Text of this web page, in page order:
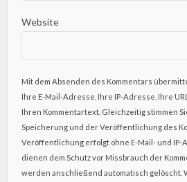
Website
Mit dem Absenden des Kommentars
Ihre E-Mail-Adresse, Ihre IP-Adresse, Ihre
Ihren Kommentartext. Gleichzeitig stimmen
Speicherung und der Veröffentlichung des
Veröffentlichung erfolgt ohne E-Mail- und IP-
dienen dem Schutz vor Missbrauch der
werden anschließend automatisch gelöscht.